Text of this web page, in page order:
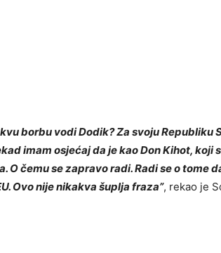
borbu vodi Dodik? Za svoju Republiku
imam osjećaj da je kao Don Kihot,
O čemu se zapravo radi. Radi se o tome
Ovo nije nikakva šuplja fraza”, rekao je